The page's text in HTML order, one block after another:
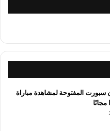
سبورت المفتوحة لمشاهدة مباراة
مجانًا